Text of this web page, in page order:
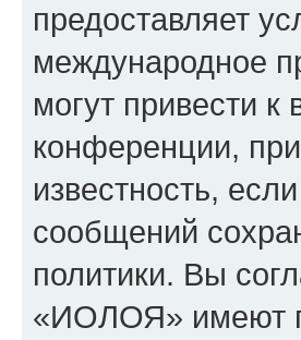
предоставляет
международное
могут привести
конференции,
известность,
сообщений
политики. Вы
«ИОЛОЯ» имеют